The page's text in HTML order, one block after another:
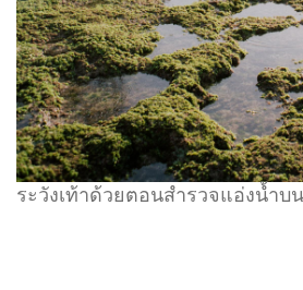
ระวังเท้าด้วยตอนสำรวจแอ่งน้ำบ